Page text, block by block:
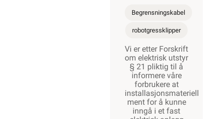
Begrensningskabel
robotgressklipper
Vi er etter Forskrift
om elektrisk utstyr
§ 21 pliktig til å
informere våre
forbrukere at
installasjonsmateriell
ment for å kunne
inngå i et fast